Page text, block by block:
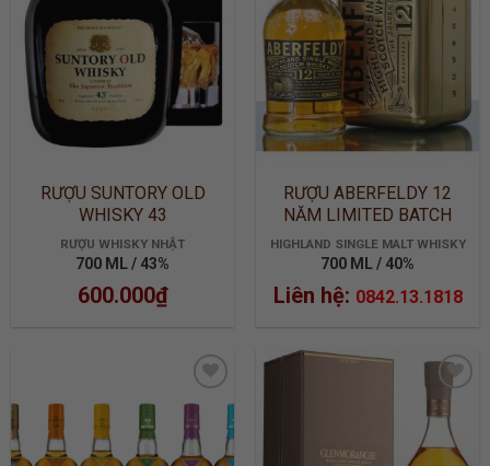
RƯỢU SUNTORY OLD
WHISKY 43
RƯỢU WHISKY NHẬT
700 ML / 43%
600.000₫
RƯỢU ABERFELDY 12
NĂM LIMITED BATCH
2905
HIGHLAND SINGLE MALT WHISKY
700 ML / 40%
Liên hệ: 0842.13.1818
ADD TO
ADD TO